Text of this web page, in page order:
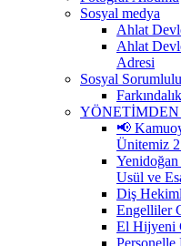
Sosyal medya
Ahlat
Ahlat
Adresi
Sosyal
YÖNETİMDEN
📢
Ünitemiz
Usül ve
Diş
Engelliler
El Hijyeni
Personelle